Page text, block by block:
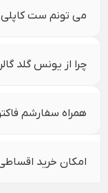
می تونم ست
چرا از یونس گلد
همراه سفارشم
امکان خرید